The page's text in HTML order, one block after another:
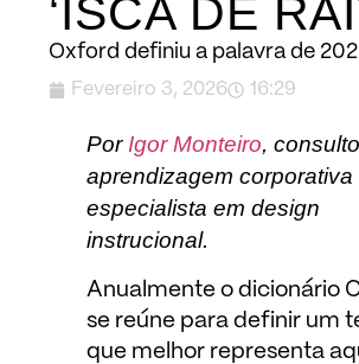
‘ISCA DE
Oxford definiu a palavra de
Fevereiro 3, 2026 16:29
PorIgor Monteiro,
aprendizagem corporativa
especialista em design
instrucional.
Anualmente o dicionário
se reúne para definir um
que melhor representa